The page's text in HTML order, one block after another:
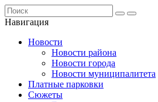
Навигация
Новости
Новости района
Новости города
Новости муниципалитета
Платные парковки
Сюжеты